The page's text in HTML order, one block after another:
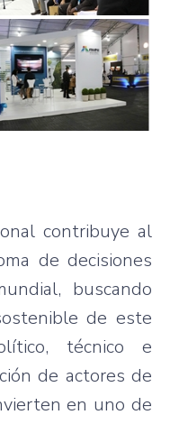
contribuye al
de decisiones
buscando
de este
técnico e
de actores de
en uno de